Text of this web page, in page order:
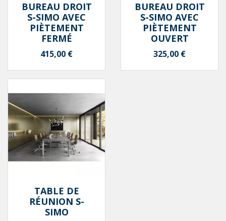
BUREAU DROIT
S-SIMO AVEC
PIÈTEMENT
FERMÉ
Prix
415,00 €
BUREAU DROIT
S-SIMO AVEC
PIÈTEMENT
OUVERT
Prix
325,00 €
TABLE DE
RÉUNION S-
SIMO